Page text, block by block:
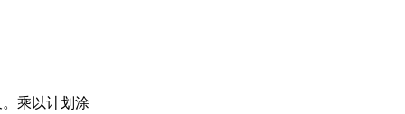
乘以计划涂